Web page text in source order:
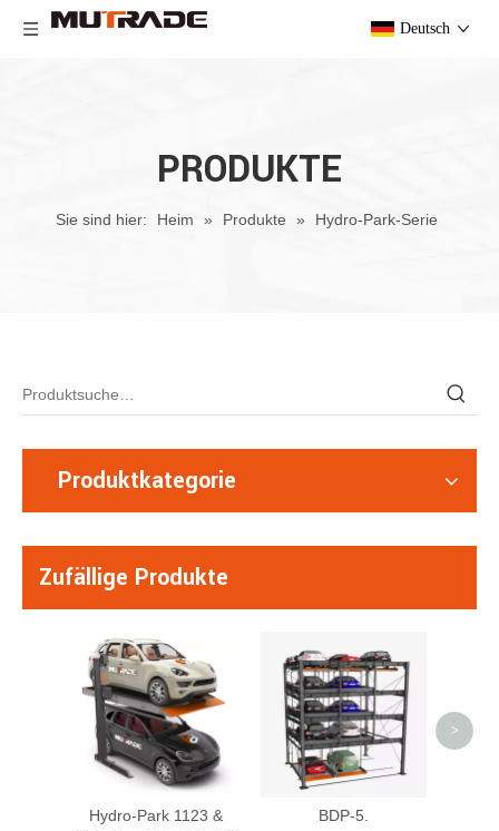
Deutsch
PRODUKTE
Sie sind hier: Heim » Produkte » Hydro-Park-Serie
Produktkategorie
Zufällige Produkte
Hydro-Park 1123 &
BDP-5.
>